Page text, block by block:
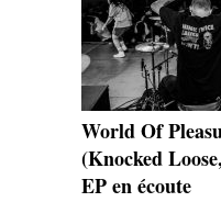
World Of
(Knocked
EP en écoute